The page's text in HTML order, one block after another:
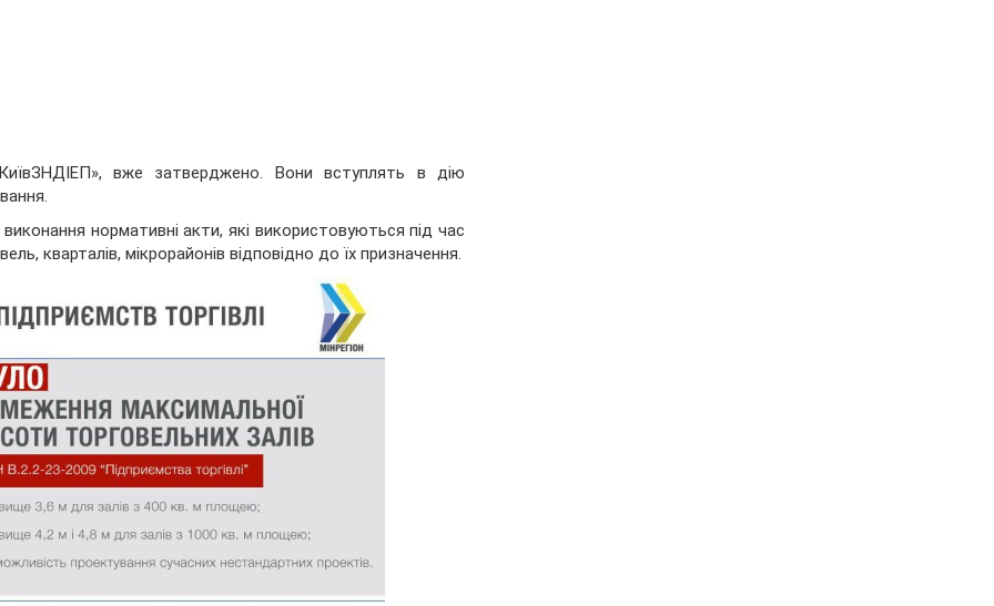
вже затверджено. Вони вступлять в дію
нормативні акти, які використовуються під час
кварталів, мікрорайонів відповідно до їх призначення.